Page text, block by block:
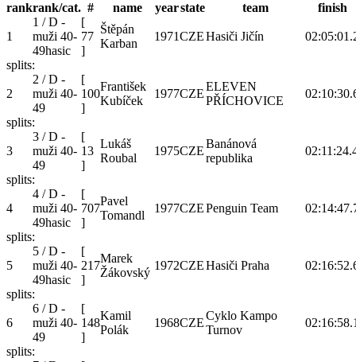
rankrank/cat. # name yearstate team finish
1
1 / D -
muži 40-
49hasic
[
77
]
Štěpán
Karban
1971CZEHasiči Jičín
splits:
2
2 / D -
muži 40-
49
[
100
]
František
Kubíček
1977CZE
ELEVEN
PŘÍCHOVICE
splits:
3
3 / D -
muži 40-
49
[
13
]
Lukáš
Roubal
1975CZE
Banánová
republika
splits:
4
4 / D -
muži 40-
49hasic
[
707
]
Pavel
Tomandl
1977CZEPenguin Team
splits:
5
5 / D -
muži 40-
49hasic
[
217
]
Marek
Žákovský
1972CZEHasiči Praha
splits:
6
6 / D -
muži 40-
49
[
148
]
Kamil
Polák
1968CZE
Cyklo Kampo
Turnov
splits: